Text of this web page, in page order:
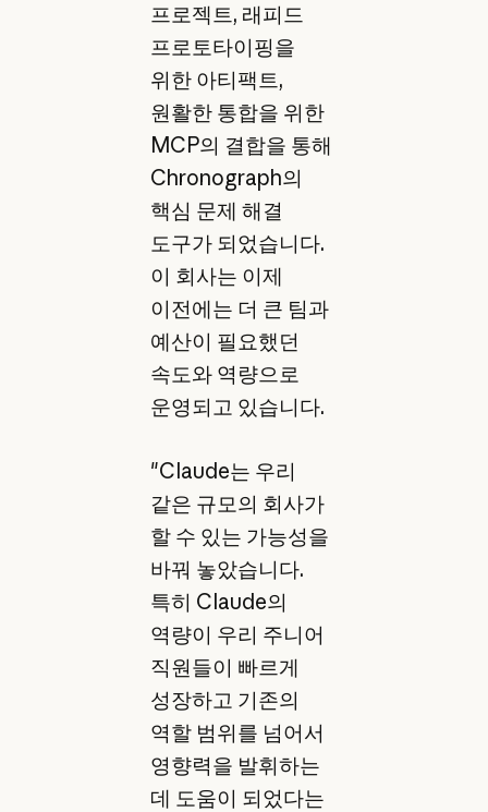
프로젝트, 래피드
프로토타이핑을
위한 아티팩트,
원활한 통합을 위한
MCP의 결합을 통해
Chronograph의
핵심 문제 해결
도구가 되었습니다.
이 회사는 이제
이전에는 더 큰 팀과
예산이 필요했던
속도와 역량으로
운영되고 있습니다.
"Claude는 우리
같은 규모의 회사가
할 수 있는 가능성을
바꿔 놓았습니다.
특히 Claude의
역량이 우리 주니어
직원들이 빠르게
성장하고 기존의
역할 범위를 넘어서
영향력을 발휘하는
데 도움이 되었다는